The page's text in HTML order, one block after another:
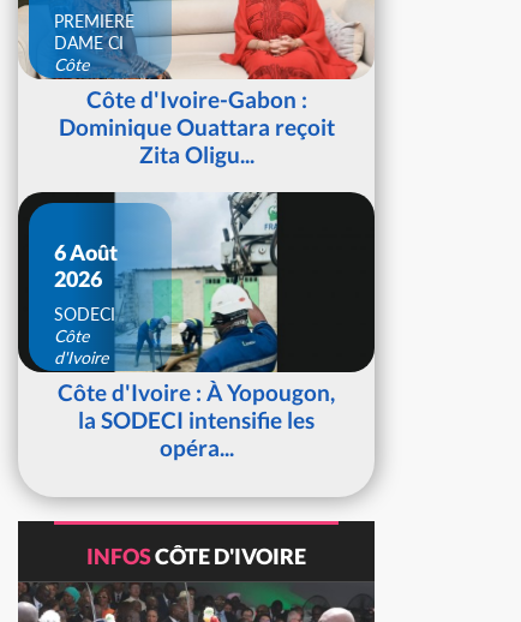
PREMIERE
DAME CI
Côte
d'IvoireCôte d'Ivoire-Gabon :
Dominique Ouattara reçoit
Zita Oligu...
6 Août
2026
SODECI
Côte
d'Ivoire
Côte d'Ivoire : À Yopougon,
la SODECI intensifie les
opéra...
INFOSCÔTE D'IVOIRE